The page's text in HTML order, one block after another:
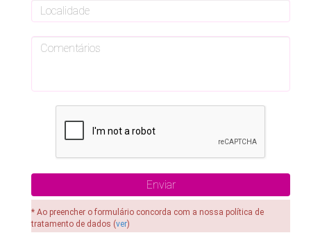
* Ao preencher o formulário concorda com a nossa política de
tratamento de dados (ver)